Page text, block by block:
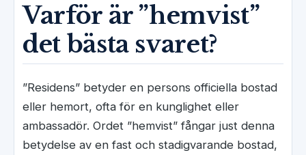
Varför är ”hemvist”
det bästa svaret?
”Residens” betyder en persons officiella bostad
eller hemort, ofta för en kunglighet eller
ambassadör. Ordet ”hemvist” fångar just denna
betydelse av en fast och stadigvarande bostad,